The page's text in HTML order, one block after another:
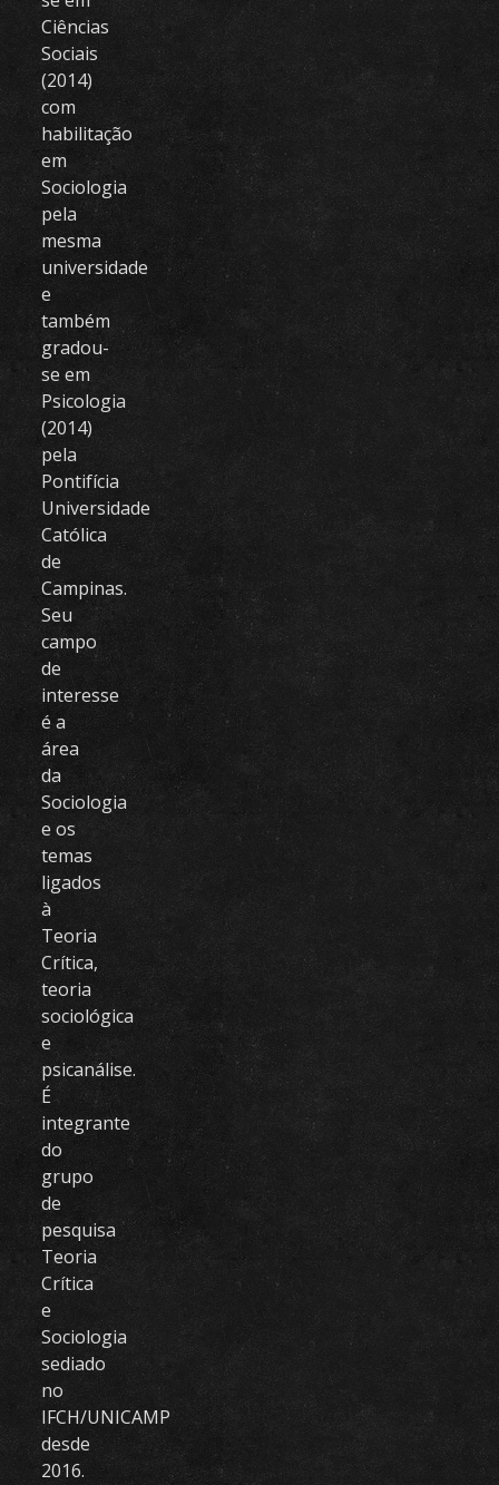
Ciências
Sociais
(2014)
com
habilitação
em
Sociologia
pela
mesma
universidade
e
também
gradou-
se em
Psicologia
(2014)
pela
Pontifícia
Universidade
Católica
de
Campinas.
Seu
campo
de
interesse
é a
área
da
Sociologia
e os
temas
ligados
à
Teoria
Crítica,
teoria
sociológica
e
psicanálise.
É
integrante
do
grupo
de
pesquisa
Teoria
Crítica
e
Sociologia
sediado
no
IFCH/UNICAMP
desde
2016.